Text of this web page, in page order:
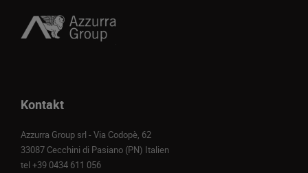
Kontakt
Azzurra Group srl - Via Codopè, 62
33087 Cecchini di Pasiano (PN) Italien
tel +39 0434 611 056